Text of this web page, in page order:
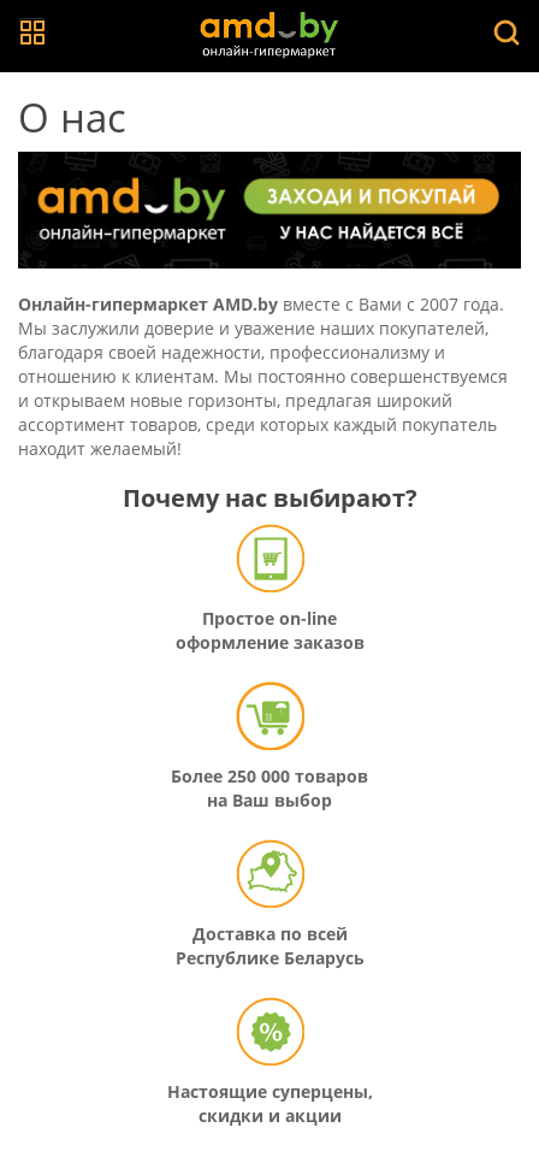
О нас
Онлайн-гипермаркет AMD.by вместе с Вами с 2007 года.
Мы заслужили доверие и уважение наших покупателей,
благодаря своей надежности, профессионализму и
отношению к клиентам. Мы постоянно совершенствуемся
и открываем новые горизонты, предлагая широкий
ассортимент товаров, среди которых каждый покупатель
находит желаемый!
Почему нас выбирают?
Простое on-line
оформление заказов
Более 250 000 товаров
на Ваш выбор
Доставка по всей
Республике Беларусь
Настоящие суперцены,
скидки и акции